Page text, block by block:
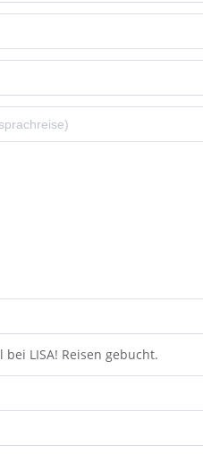
LISA! Reisen gebucht.